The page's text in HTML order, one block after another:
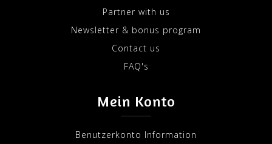
Partner with us
Newsletter & bonus program
Contact us
FAQ's
Mein Konto
Benutzerkonto Information